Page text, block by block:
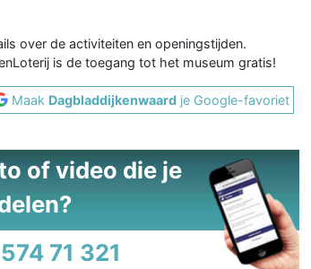
over de activiteiten en openingstijden.
is de toegang tot het museum gratis!
Maak Dagbladdijkenwaard je Google-favoriet
of video die je
71 321